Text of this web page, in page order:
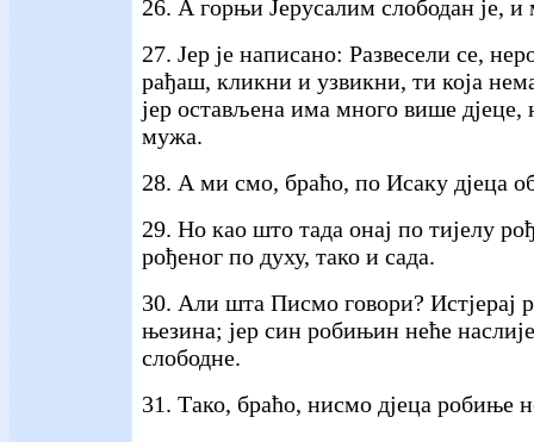
26. А горњи Јерусалим слободан је, и
27. Јер је написано: Развесели се,
рађаш, кликни и узвикни, ти која
јер остављена има много више дјеце,
мужа.
28. А ми смо, браћо, по Исаку дјеца
29. Но као што тада онај по тијелу
рођеног по духу, тако и сада.
30. Али шта Писмо говори? Истјерај
њезина; јер син робињин неће
слободне.
31. Тако, браћо, нисмо дјеца робиње